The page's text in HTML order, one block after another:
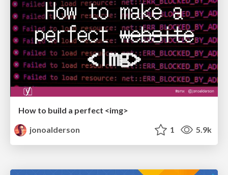
How to build a perfect <img>
jonoalderson
1 5.9k